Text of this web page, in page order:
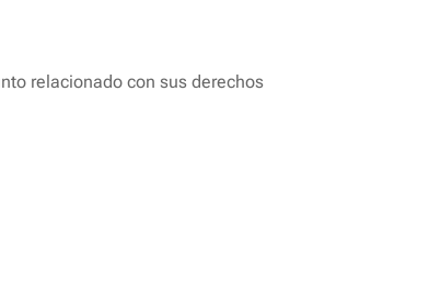
relacionado con sus derechos